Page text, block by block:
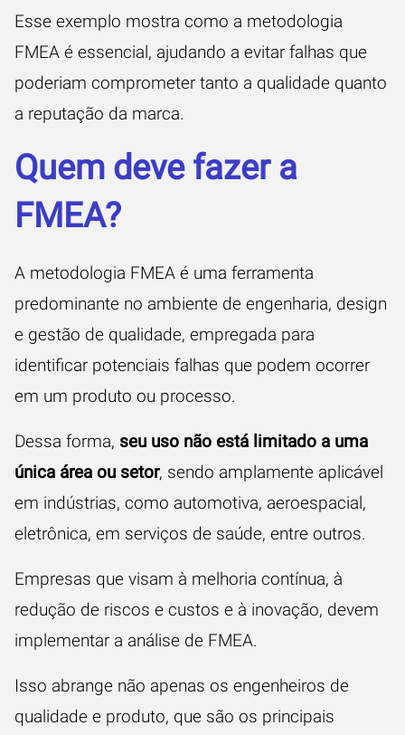
Esse exemplo mostra como a metodologia
FMEA é essencial, ajudando a evitar falhas que
poderiam comprometer tanto a qualidade quanto
a reputação da marca.
Quem deve fazer a
FMEA?
A metodologia FMEA é uma ferramenta
predominante no ambiente de engenharia, design
e gestão de qualidade, empregada para
identificar potenciais falhas que podem ocorrer
em um produto ou processo.
Dessa forma, seu uso não está limitado a uma
única área ou setor, sendo amplamente aplicável
em indústrias, como automotiva, aeroespacial,
eletrônica, em serviços de saúde, entre outros.
Empresas que visam à melhoria contínua, à
redução de riscos e custos e à inovação, devem
implementar a análise de FMEA.
Isso abrange não apenas os engenheiros de
qualidade e produto, que são os principais